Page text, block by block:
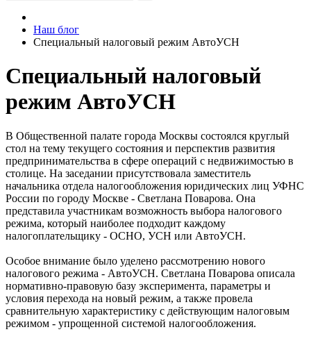
Наш блог
Специальный налоговый режим АвтоУСН
Специальный налоговый
режим АвтоУСН
В Общественной палате города Москвы состоялся круглый
стол на тему текущего состояния и перспектив развития
предпринимательства в сфере операций с недвижимостью в
столице. На заседании присутствовала заместитель
начальника отдела налогообложения юридических лиц УФНС
России по городу Москве - Светлана Поварова. Она
представила участникам возможность выбора налогового
режима, который наиболее подходит каждому
налогоплательщику - ОСНО, УСН или АвтоУСН.
Особое внимание было уделено рассмотрению нового
налогового режима - АвтоУСН. Светлана Поварова описала
нормативно-правовую базу эксперимента, параметры и
условия перехода на новый режим, а также провела
сравнительную характеристику с действующим налоговым
режимом - упрощенной системой налогообложения.